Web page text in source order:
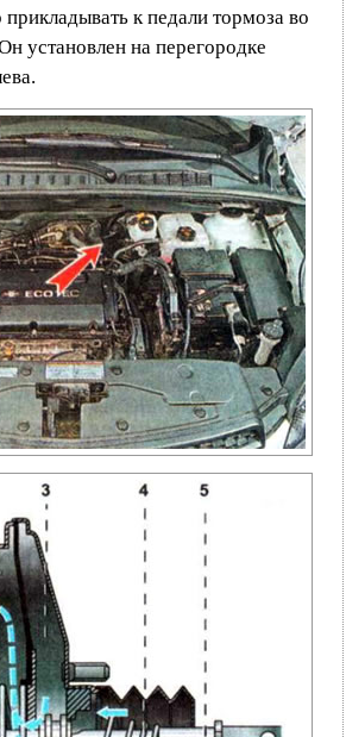
к педали тормоза во
установлен на перегородке